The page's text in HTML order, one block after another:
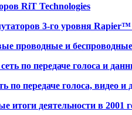
RiT Technologies
3-го уровня
проводные и
по передаче голоса и
по передаче голоса, видео
деятельности в 2001